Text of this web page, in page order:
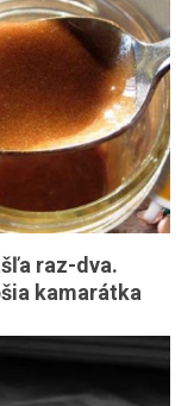
raz-dva.
kamarátka